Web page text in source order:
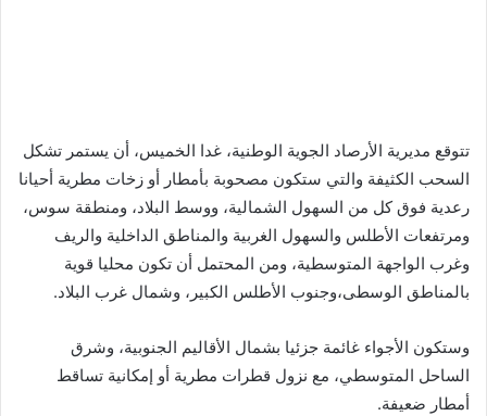
تتوقع مديرية الأرصاد الجوية الوطنية، غدا الخميس، أن يستمر تشكل
السحب الكثيفة والتي ستكون مصحوبة بأمطار أو زخات مطرية أحيانا
رعدية فوق كل من السهول الشمالية، ووسط البلاد، ومنطقة سوس،
ومرتفعات الأطلس والسهول الغربية والمناطق الداخلية والريف
وغرب الواجهة المتوسطية، ومن المحتمل أن تكون محليا قوية
بالمناطق الوسطى،وجنوب الأطلس الكبير، وشمال غرب البلاد.
وستكون الأجواء غائمة جزئيا بشمال الأقاليم الجنوبية، وشرق
الساحل المتوسطي، مع نزول قطرات مطرية أو إمكانية تساقط
أمطار ضعيفة.